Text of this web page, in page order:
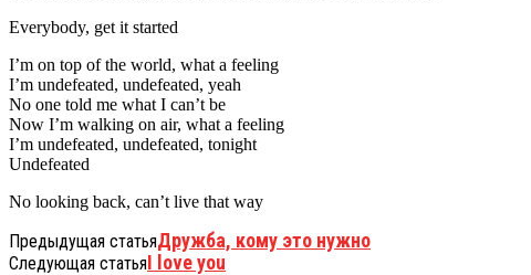
Everybody, get it started
I’m on top of the world, what a feeling
I’m undefeated, undefeated, yeah
No one told me what I can’t be
Now I’m walking on air, what a feeling
I’m undefeated, undefeated, tonight
Undefeated
No looking back, can’t live that way
Предыдущая статьяДружба, кому это нужно
Следующая статьяI love you